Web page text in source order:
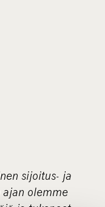
sijoitus- ja
ajan olemme